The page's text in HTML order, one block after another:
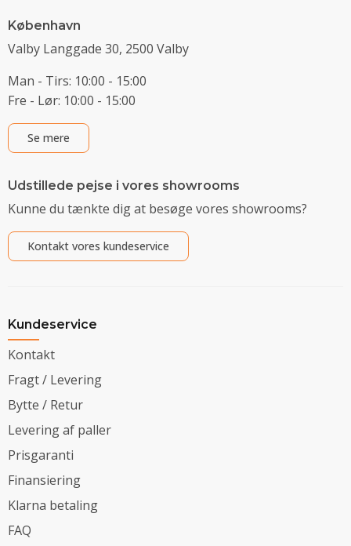
København
Valby Langgade 30, 2500 Valby
Man - Tirs: 10:00 - 15:00
Fre - Lør: 10:00 - 15:00
Se mere
Udstillede pejse i vores showrooms
Kunne du tænkte dig at besøge vores showrooms?
Kontakt vores kundeservice
Kundeservice
Kontakt
Fragt / Levering
Bytte / Retur
Levering af paller
Prisgaranti
Finansiering
Klarna betaling
FAQ